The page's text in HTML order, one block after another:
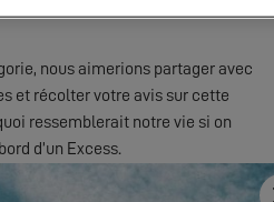
nous aimerions partager avec
et récolter votre avis sur cette
ressemblerait notre vie si on
d’un Excess.
sur notre Lab : nous avons